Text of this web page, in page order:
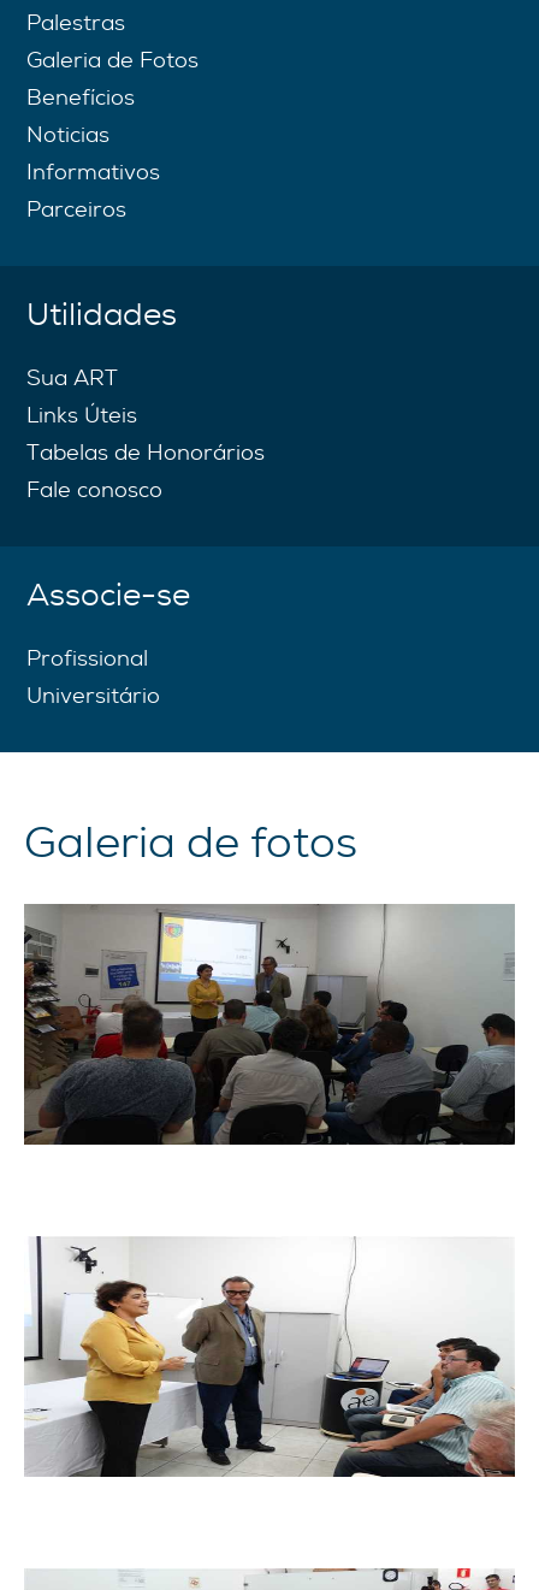
Palestras
Galeria de Fotos
Benefícios
Noticias
Informativos
Parceiros
Utilidades
Sua ART
Links Úteis
Tabelas de Honorários
Fale conosco
Associe-se
Profissional
Universitário
Galeria de fotos